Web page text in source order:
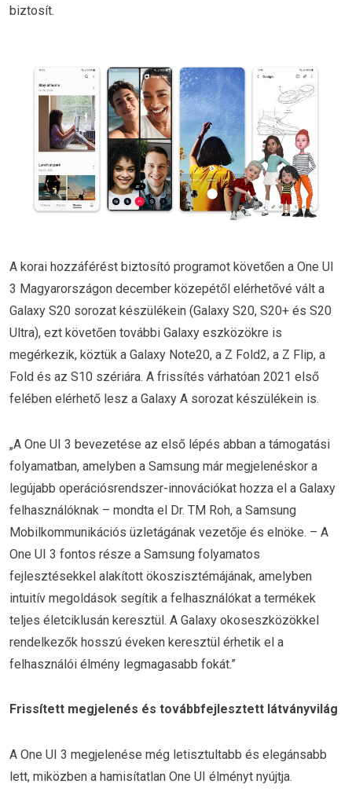
biztosít.
A korai hozzáférést biztosító programot követően a One UI
3 Magyarországon december közepétől elérhetővé vált a
Galaxy S20 sorozat készülékein (Galaxy S20, S20+ és S20
Ultra), ezt követően további Galaxy eszközökre is
megérkezik, köztük a Galaxy Note20, a Z Fold2, a Z Flip, a
Fold és az S10 szériára. A frissítés várhatóan 2021 első
felében elérhető lesz a Galaxy A sorozat készülékein is.
„A One UI 3 bevezetése az első lépés abban a támogatási
folyamatban, amelyben a Samsung már megjelenéskor a
legújabb operációsrendszer-innovációkat hozza el a Galaxy
felhasználóknak – mondta el Dr. TM Roh, a Samsung
Mobilkommunikációs üzletágának vezetője és elnöke. – A
One UI 3 fontos része a Samsung folyamatos
fejlesztésekkel alakított ökoszisztémájának, amelyben
intuitív megoldások segítik a felhasználókat a termékek
teljes életciklusán keresztül. A Galaxy okoseszközökkel
rendelkezők hosszú éveken keresztül érhetik el a
felhasználói élmény legmagasabb fokát.”
Frissített megjelenés és továbbfejlesztett látványvilág
A One UI 3 megjelenése még letisztultabb és elegánsabb
lett, miközben a hamisítatlan One UI élményt nyújtja.